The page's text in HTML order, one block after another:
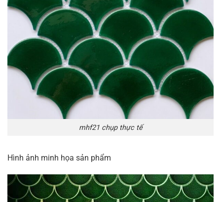
mhf21 chụp thực tế
Hình ảnh minh họa sản phẩm